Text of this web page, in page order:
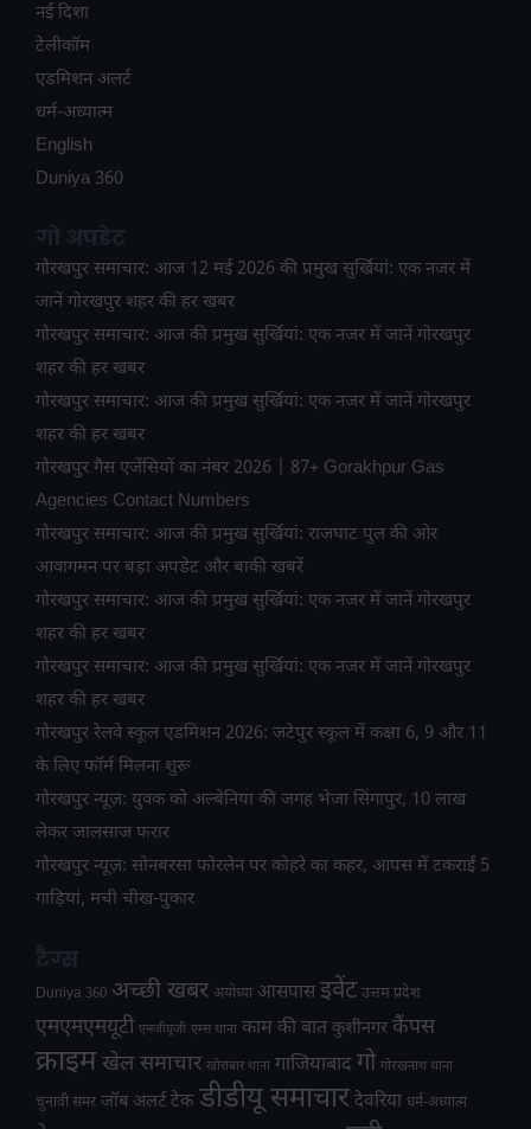
नई दिशा
टेलीकॉम
ए​डमिशन अलर्ट
धर्म-अध्यात्म
English
Duniya 360
गोरखपुर समाचार: आज 12 मई 2026 की प्रमुख सुर्खियां: एक नजर में
जानें गोरखपुर शहर की हर खबर
गोरखपुर समाचार: आज की प्रमुख सुर्खियां: एक नजर में जानें गोरखपुर
शहर की हर खबर
गोरखपुर समाचार: आज की प्रमुख सुर्खियां: एक नजर में जानें गोरखपुर
शहर की हर खबर
गोरखपुर गैस एजेंसियों का नंबर 2026 | 87+ Gorakhpur Gas
Agencies Contact Numbers
गोरखपुर समाचार: आज की प्रमुख सुर्खियां: राजघाट पुल की ओर
आवागमन पर बड़ा अपडेट और बाकी खबरें
गोरखपुर समाचार: आज की प्रमुख सुर्खियां: एक नजर में जानें गोरखपुर
शहर की हर खबर
गोरखपुर समाचार: आज की प्रमुख सुर्खियां: एक नजर में जानें गोरखपुर
शहर की हर खबर
गोरखपुर रेलवे स्कूल एडमिशन 2026: जटेपुर स्कूल में कक्षा 6, 9 और 11
के लिए फॉर्म मिलना शुरू
गोरखपुर न्यूज़: युवक को अल्बेनिया की जगह भेजा सिंगापुर, 10 लाख
लेकर जालसाज फरार
गोरखपुर न्यूज़: सोनबरसा फोरलेन पर कोहरे का कहर, आपस में टकराईं 5
गाड़ियां, मची चीख-पुकार
Duniya 360 अच्छी खबर अयोध्या आसपास इवेंट उत्तम प्रदेश
एमएमएमयूटी एमजीयूजी एम्स थाना काम की बात कुशीनगर कैंपस
क्राइमखेल समाचार खोराबार थाना गाजियाबादगो गोरखनाथ थाना
चुनावी समर जॉब अलर्ट टेक डीडीयू समाचार देवरिया धर्म-अध्यात्म